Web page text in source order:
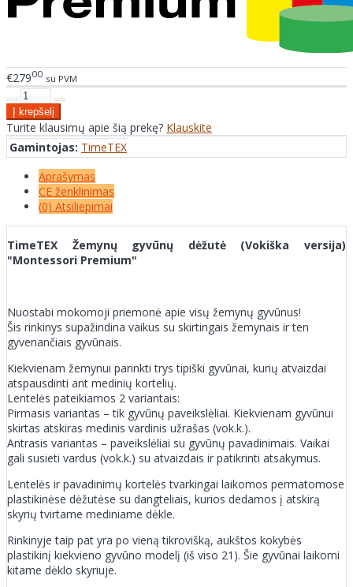
€27900 su PVM
Turite klausimų apie šią prekę? Klauskite
Gamintojas: TimeTEX
Aprašymas
CE ženklinimas
(0) Atsiliepimai
TimeTEX Žemynų gyvūnų dėžutė (Vokiška versija)
"Montessori Premium"
Nuostabi mokomoji priemonė apie visų žemynų gyvūnus!
Šis rinkinys supažindina vaikus su skirtingais žemynais ir ten
gyvenančiais gyvūnais.
Kiekvienam žemynui parinkti trys tipiški gyvūnai, kurių atvaizdai
atspausdinti ant medinių kortelių.
Lentelės pateikiamos 2 variantais:
Pirmasis variantas – tik gyvūnų paveikslėliai. Kiekvienam gyvūnui
skirtas atskiras medinis vardinis užrašas (vok.k.).
Antrasis variantas – paveikslėliai su gyvūnų pavadinimais. Vaikai
gali susieti vardus (vok.k.) su atvaizdais ir patikrinti atsakymus.
Lentelės ir pavadinimų kortelės tvarkingai laikomos permatomose
plastikinėse dėžutėse su dangteliais, kurios dedamos į atskirą
skyrių tvirtame mediniame dėkle.
Rinkinyje taip pat yra po vieną tikrovišką, aukštos kokybės
plastikinį kiekvieno gyvūno modelį (iš viso 21). Šie gyvūnai laikomi
kitame dėklo skyriuje.